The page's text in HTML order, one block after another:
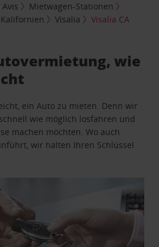
Mietwagen-Stationen
Kalifornien Visalia Visalia CA
wie
ein Auto zu mieten. Denn wir
wie möglich losfahren und
machen möchten. Wo auch
wir halten Ihren Schlüssel